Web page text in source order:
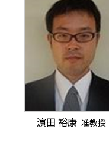
濵田 裕康 准教授